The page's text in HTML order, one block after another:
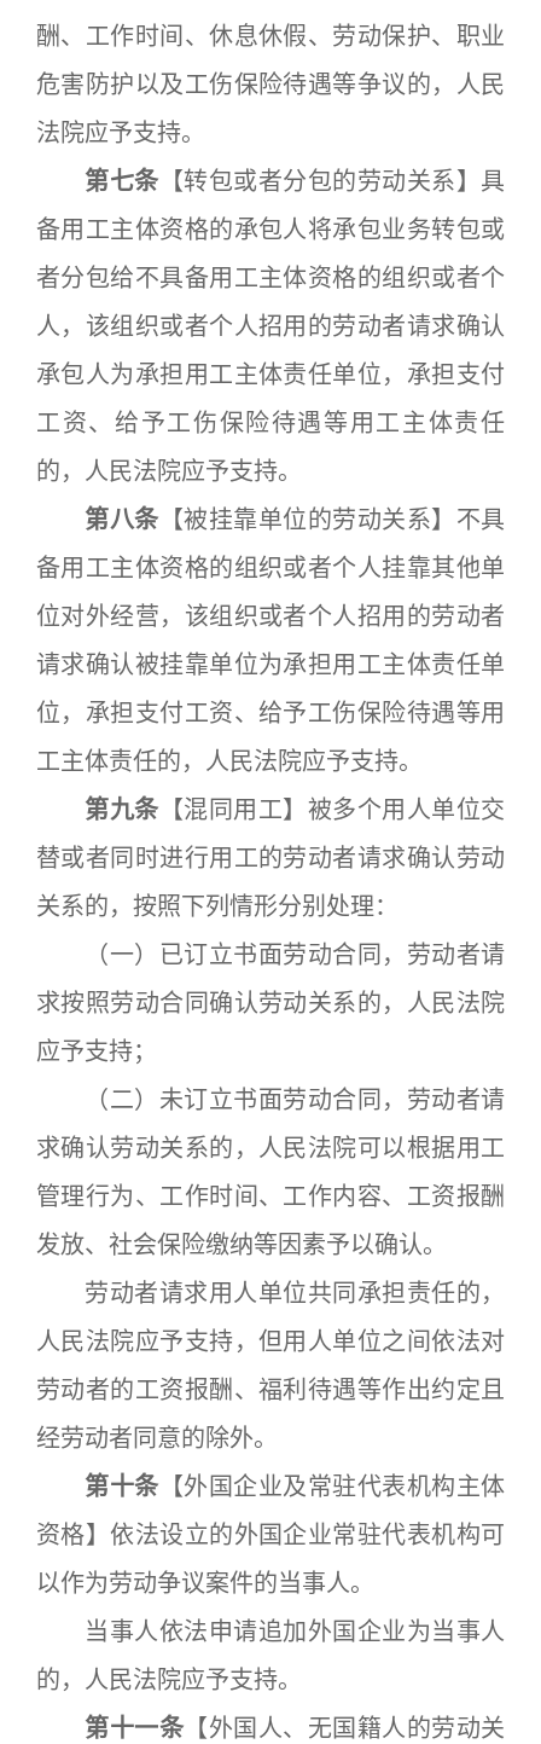
酬、工作时间、休息休假、劳动保护、职业
危害防护以及工伤保险待遇等争议的，人民
法院应予支持。
第七条 【转包或者分包的劳动关系】具
备用工主体资格的承包人将承包业务转包或
者分包给不具备用工主体资格的组织或者个
人，该组织或者个人招用的劳动者请求确认
承包人为承担用工主体责任单位，承担支付
工资、给予工伤保险待遇等用工主体责任
的，人民法院应予支持。
第八条 【被挂靠单位的劳动关系】不具
备用工主体资格的组织或者个人挂靠其他单
位对外经营，该组织或者个人招用的劳动者
请求确认被挂靠单位为承担用工主体责任单
位，承担支付工资、给予工伤保险待遇等用
工主体责任的，人民法院应予支持。
第九条 【混同用工】被多个用人单位交
替或者同时进行用工的劳动者请求确认劳动
关系的，按照下列情形分别处理：
（一）已订立书面劳动合同，劳动者请
求按照劳动合同确认劳动关系的，人民法院
应予支持；
（二）未订立书面劳动合同，劳动者请
求确认劳动关系的，人民法院可以根据用工
管理行为、工作时间、工作内容、工资报酬
发放、社会保险缴纳等因素予以确认。
劳动者请求用人单位共同承担责任的，
人民法院应予支持，但用人单位之间依法对
劳动者的工资报酬、福利待遇等作出约定且
经劳动者同意的除外。
第十条 【外国企业及常驻代表机构主体
资格】依法设立的外国企业常驻代表机构可
以作为劳动争议案件的当事人。
当事人依法申请追加外国企业为当事人
的，人民法院应予支持。
第十一条 【外国人、无国籍人的劳动关